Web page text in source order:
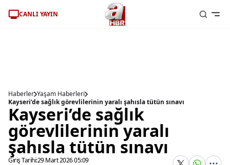
CANLI YAYIN
Haberler Yaşam Haberleri
Kayseri’de sağlık görevlilerinin yaralı şahısla tütün sınavı
Kayseri’de sağlık
görevlilerinin yaralı
şahısla tütün sınavı
Giriş Tarihi:29 Mart 2026 05:09